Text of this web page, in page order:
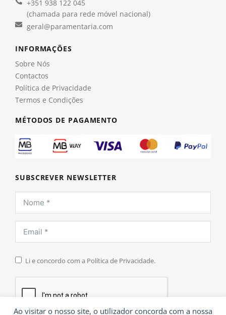
Ao visitar o nosso site, o utilizador concorda com a nossa
+351 938 122 045
(chamada para rede móvel nacional)
geral@paramentaria.com
INFORMAÇÕES
Sobre Nós
Contactos
Política de Privacidade
Termos e Condições
MÉTODOS DE PAGAMENTO
SUBSCREVER NEWSLETTER
Li e concordo com a Política de Privacidade.